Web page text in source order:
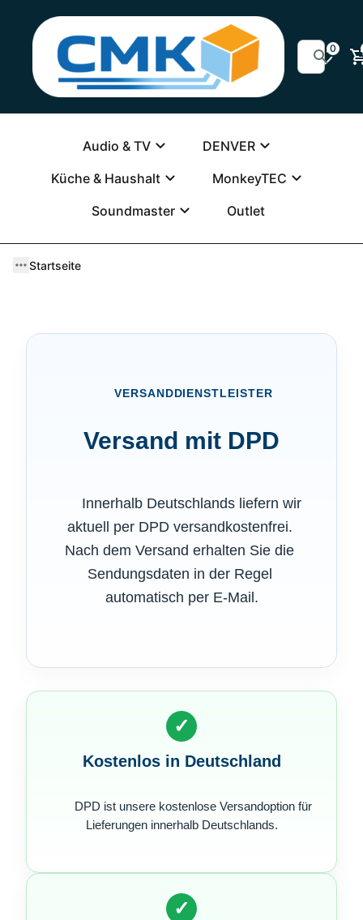
0
Audio & TV
DENVER
Küche & Haushalt
MonkeyTEC
Soundmaster
Outlet
Startseite
Versand mit DPD
aktuell per DPD versandkostenfrei.
Nach dem Versand erhalten Sie die
Sendungsdaten in der Regel
automatisch per E-Mail.
✓
Kostenlos in Deutschland
Lieferungen innerhalb Deutschlands.
✓